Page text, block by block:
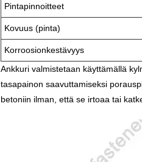
Pintapinnoitteet
Kovuus (pinta)
Korroosionkestävyys
Ankkuri valmistetaan käyttämällä
tasapainon saavuttamiseksi
betoniin ilman, että se irtoaa tai